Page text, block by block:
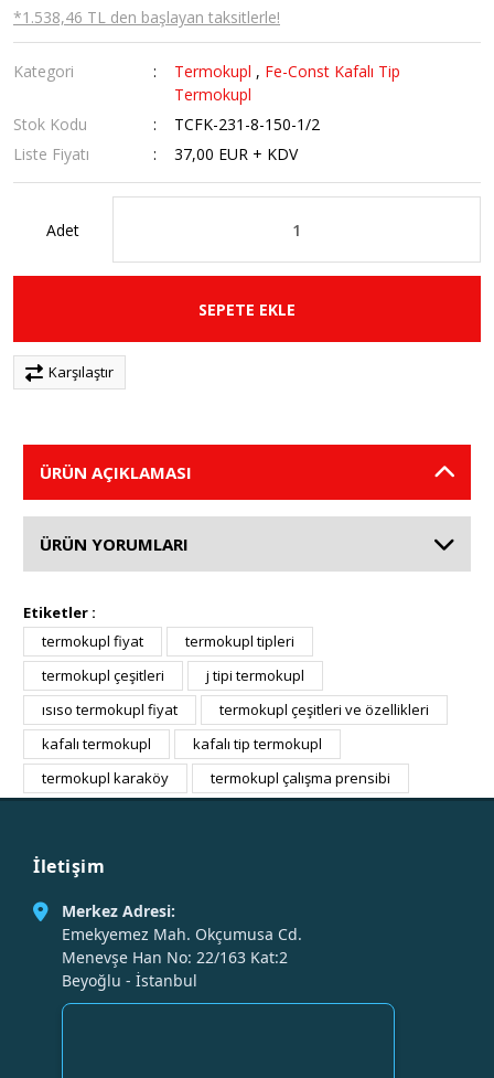
*1.538,46 TL den başlayan taksitlerle!
Kategori Termokupl , Fe-Const Kafalı Tip
Termokupl
Stok Kodu
TCFK-231-8-150-1/2
Liste Fiyatı
37,00 EUR + KDV
Adet
SEPETE EKLE
Karşılaştır
ÜRÜN AÇIKLAMASI
ÜRÜN YORUMLARI
Etiketler :
termokupl fiyat
termokupl tipleri
termokupl çeşitleri
j tipi termokupl
ısıso termokupl fiyat
termokupl çeşitleri ve özellikleri
kafalı termokupl
kafalı tip termokupl
termokupl karaköy
termokupl çalışma prensibi
İletişim
Merkez Adresi:
Emekyemez Mah. Okçumusa Cd.
Menevşe Han No: 22/163 Kat:2
Beyoğlu - İstanbul